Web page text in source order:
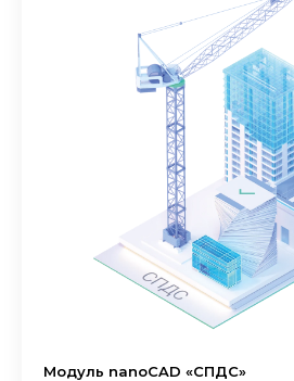
Модуль nanoCAD «СПДС»